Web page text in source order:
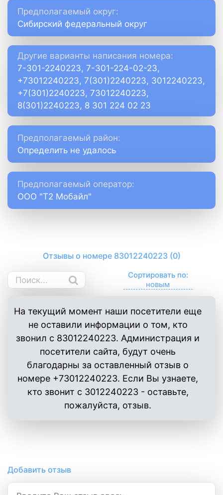
Предполагаемый округ:
Сибирский федеральный округ
Другие варианты написания номера:
7-301-2240223, 7-301-224-02-23,
+73012240223, 7(301)2240223, 3012240223,
+7(301)2240223, 73012240223,
8(301)2240223, 8 301 224 02 23
Предполагаемый район:
Определить не удалось
Предполагаемый оператор:
ООО "Т2 Мобайл"
Отзывы о номере 83012240223 (0)
Сортировать по:
На текущий момент наши посетители еще
не оставили информации о том, кто
звонил с 83012240223. Администрация и
посетители сайта, будут очень
благодарны за оставленный отзыв о
номере +73012240223. Если Вы узнаете,
кто звонит с 3012240223 - оставьте,
пожалуйста, отзыв.
Добавить отзыв